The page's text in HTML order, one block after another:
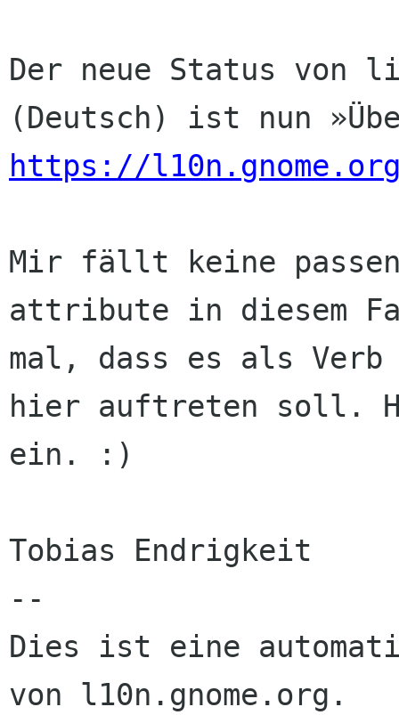
Der neue Status von
https://
Mir fällt keine
attribute in diesem
mal, dass es als
hier auftreten soll.
ein. :)
Tobias Endrigkeit
--
Dies ist eine